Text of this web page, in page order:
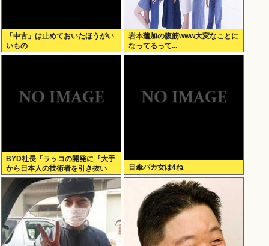
「中古」は止めておいたほうがい
いもの
岩本蓮加の腹筋www大変なことに
なってるって...
BYD社長「ラッコの開発に『大手
から日本人の技術者を引き抜い
た』って噂は嘘。開発チームに日
本人は0人です」
日傘バカ女は4ね